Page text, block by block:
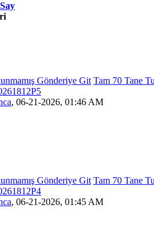
Tam 70 Tane
, 06-21-2026, 01:46 AM
Tam 70 Tane
, 06-21-2026, 01:45 AM